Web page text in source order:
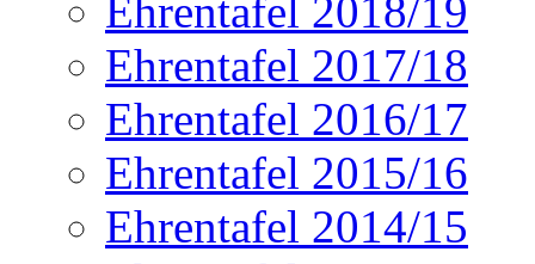
Ehrentafel 2018/19
Ehrentafel 2017/18
Ehrentafel 2016/17
Ehrentafel 2015/16
Ehrentafel 2014/15